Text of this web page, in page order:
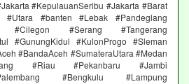
#KepulauanSeribu #Jakarta #Barat
#Utara #banten #Lebak #Pandeglang
#Cilegon #Serang #Tangerang
#GunungKidul #KulonProgo #Sleman
#BandaAceh #SumateraUtara #Medan
#Riau #Pekanbaru #Jambi
#Bengkulu #Lampung